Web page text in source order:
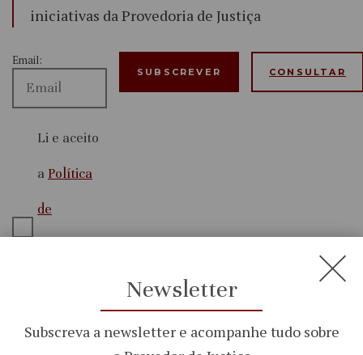
iniciativas da Provedoria de Justiça
Email:
Li e aceito
a Política
de
Segurança
CONSULTAR
Newsletter
Subscreva a newsletter e acompanhe tudo sobre